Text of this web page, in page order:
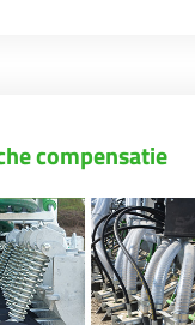
compensatie